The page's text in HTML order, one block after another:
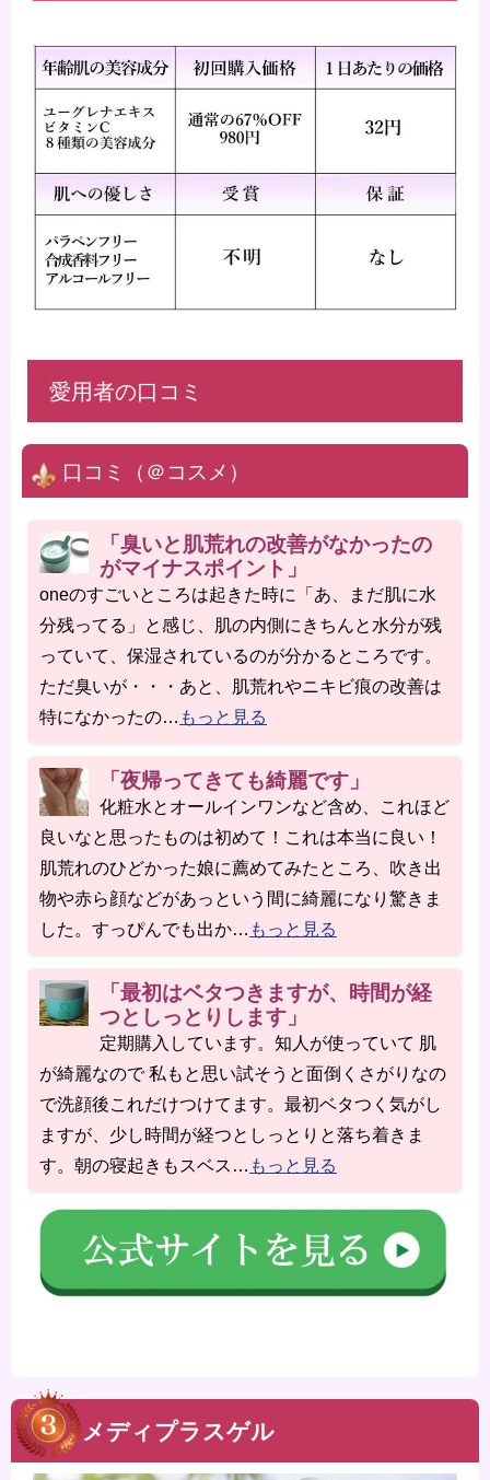
愛用者の口コミ
口コミ（＠コスメ）
「臭いと肌荒れの改善がなかったの
がマイナスポイント」
oneのすごいところは起きた時に「あ、まだ肌に水
分残ってる」と感じ、肌の内側にきちんと水分が残
っていて、保湿されているのが分かるところです。
ただ臭いが・・・あと、肌荒れやニキビ痕の改善は
特になかったの… もっと見る
「夜帰ってきても綺麗です」
化粧水とオールインワンなど含め、これほど
良いなと思ったものは初めて！これは本当に良い！
肌荒れのひどかった娘に薦めてみたところ、吹き出
物や赤ら顔などがあっという間に綺麗になり驚きま
した。すっぴんでも出か… もっと見る
「最初はベタつきますが、時間が経
つとしっとりします」
定期購入しています。知人が使っていて 肌
が綺麗なので 私もと思い試そうと面倒くさがりなの
で洗顔後これだけつけてます。最初ベタつく気がし
ますが、少し時間が経つとしっとりと落ち着きま
す。朝の寝起きもスベス … もっと見る
メディプラスゲル